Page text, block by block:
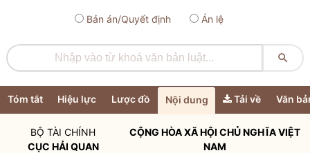
Bản án/Quyết định Án lệ

Tóm tắt Hiệu lực Lược đồ Nội dung Tải về Văn
BỘ TÀI CHÍNH
CỤC HẢI QUAN
CỘNG HÒA XÃ HỘI CHỦ NGHĨA VIỆT
NAM